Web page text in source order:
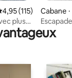
moyenne
4,95 (115)
plus
Cabane